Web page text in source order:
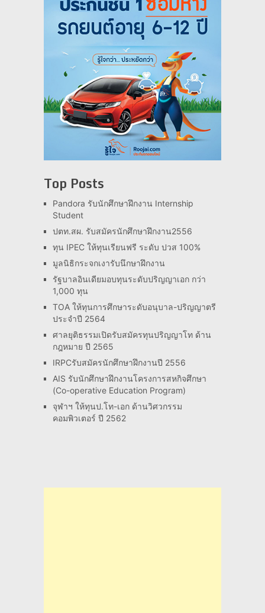
Top Posts
Pandora รับนักศึกษาฝึกงาน Internship
Student
ปตท.สผ. รับสมัครนักศึกษาฝึกงาน2556
ทุน IPEC ให้ทุนเรียนฟรี ระดับ ปวส 100%
มูลนิธิกระจกเงารับนึกษาฝึกงาน
รัฐบาลอินเดียมอบทุนระดับปริญญาเอก กว่า
1,000 ทุน
TOA ให้ทุนการศึกษาระดับอนุบาล-ปริญญาตรี
ประจำปี 2564
ศาลยุติธรรมเปิดรับสมัครทุนปริญญาโท ด้าน
กฎหมาย ปี 2565
IRPCรับสมัครนักศึกษาฝึกงานปี 2556
AIS รับนักศึกษาฝึกงานโครงการสหกิจศึกษา
(Co-operative Education Program)
จุฬาฯ ให้ทุนป.โท-เอก ด้านวิศวกรรม
คอมพิวเตอร์ ปี 2562